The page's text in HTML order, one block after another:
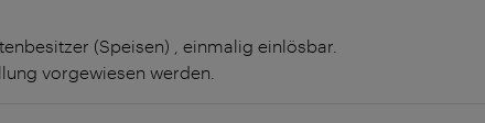
(Speisen) , einmalig einlösbar.
vorgewiesen werden.